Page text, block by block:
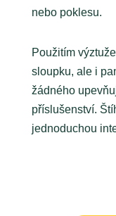
nebo poklesu.
Použitím
sloupku, ale i
žádného
příslušenství.
jednoduchou